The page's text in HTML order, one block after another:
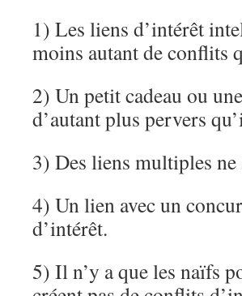
1) Les liens d’intérêt
moins autant de conflits
2) Un petit cadeau ou
d’autant plus pervers
3) Des liens multiples ne
4) Un lien avec un
d’intérêt.
5) Il n’y a que les naïfs